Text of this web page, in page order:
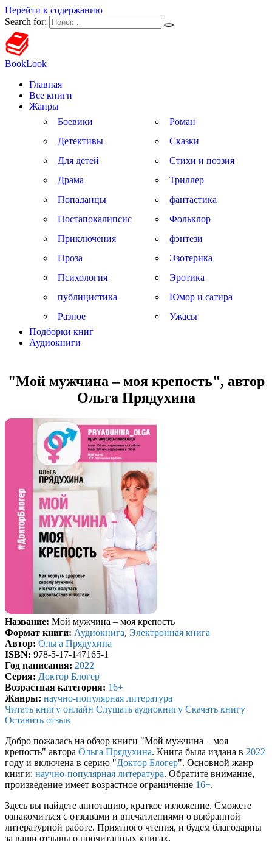
Перейти к содержанию
Search for:
BookLook
Главная
Все книги
Жанры
Боевики
Детективы
Для детей
Драма
Попаданцы
Постапокалипсис
Приключения
Проза
Психология
публицистика
Разное
Роман
Сказки
Стихи и поэзия
Триллер
фантастика
Фольклор
фэнтези
Эзотерика
Эротика
Юмор и сатира
Ужасы
Подборки книг
Аудиокниги
"Мой мужчина – моя крепость", автор
Ольга Прядухина
Название: Мой мужчина – моя крепость
Формат книги: Аудиокнига, Электронная книга
Автор: Ольга Прядухина
ISBN: 978-5-17-147165-1
Год написания: 2022
Серия: Доктор Блогер
Возрастная категория: 16+
Жанры: научно-популярная литература
Читать книгу онлайн Слушать аудиокнигу Скачать книгу
Оставить отзыв
Добро пожалась на обзор книги "Мой мужчина – моя
крепость" автора Ольга Прядухина. Книга была издана в 2022
году и включена в серию "Доктор Блогер". Основной жанр
книги: научно-популярная литература. Обратите внимание,
произведение имеет возрастное ограничение 16+.
Здесь вы найдете аннотацию, краткое изложение. Сможете
ознакомиться с отзывами и впечатлениями о выбранной
литературной работе. Приятного чтения, и будем благодарны
за ваши отзывы о прочитанных книгах.